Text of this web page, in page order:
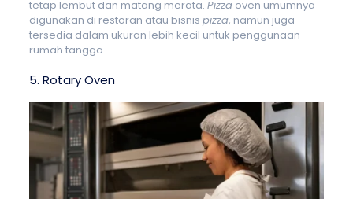
tetap lembut dan matang merata. Pizzaoven umumnya
digunakan di restoran atau bisnis pizza, namun juga
tersedia dalam ukuran lebih kecil untuk penggunaan
rumah tangga.
5. Rotary Oven